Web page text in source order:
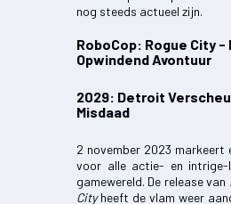
nog steeds actueel zijn.
RoboCop: Rogue City -
Opwindend Avontuur
2029: Detroit
Misdaad
2 november 2023 markeert
voor alle actie- en intrige-
gamewereld. De release van
Cityheeft de vlam weer